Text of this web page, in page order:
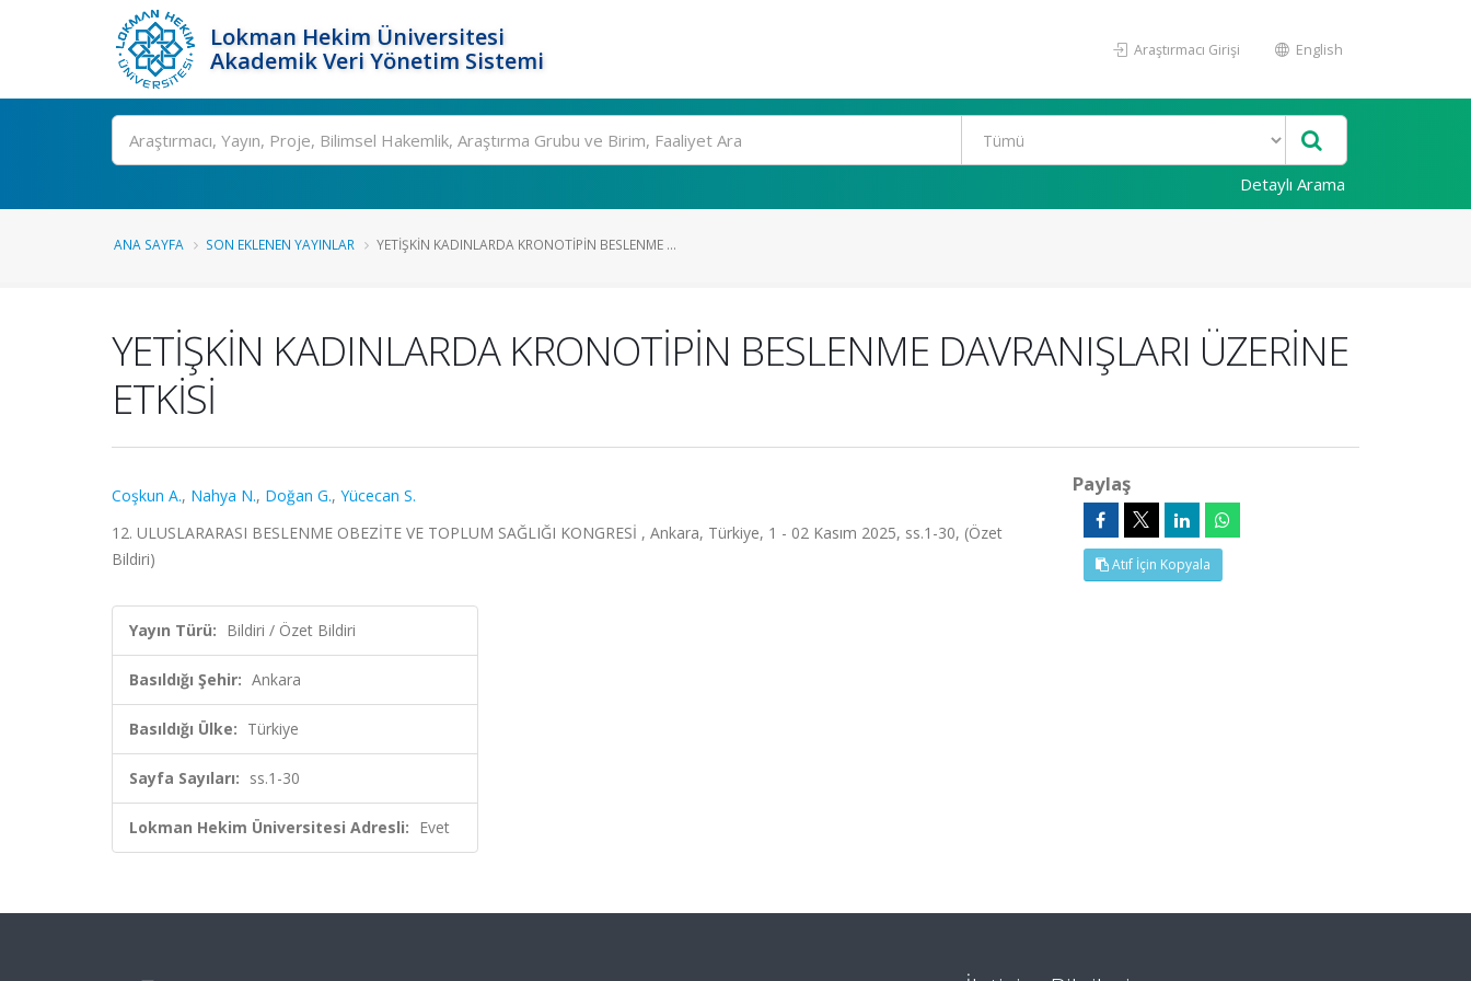
Lokman Hekim Üniversitesi
Akademik Veri Yönetim Sistemi
Araştırmacı Girişi English
Ara
Detaylı Arama
ANA SAYFA SON EKLENEN YAYINLAR YETİŞKİN KADINLARDA KRONOTİPİN BESLENME ...
YETİŞKİN KADINLARDA KRONOTİPİN BESLENME DAVRANIŞLARI ÜZERİNE
ETKİSİ
Coşkun A., Nahya N., Doğan G., Yücecan S.
12. ULUSLARARASI BESLENME OBEZİTE VE TOPLUM SAĞLIĞI KONGRESİ , Ankara, Türkiye, 1 - 02 Kasım 2025, ss.1-30, (Özet
Bildiri)
Yayın Türü: Bildiri / Özet Bildiri
Basıldığı Şehir: Ankara
Basıldığı Ülke: Türkiye
Sayfa Sayıları: ss.1-30
Lokman Hekim Üniversitesi Adresli: Evet
Paylaş
Atıf İçin Kopyala